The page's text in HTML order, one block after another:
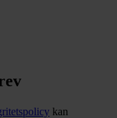
kan